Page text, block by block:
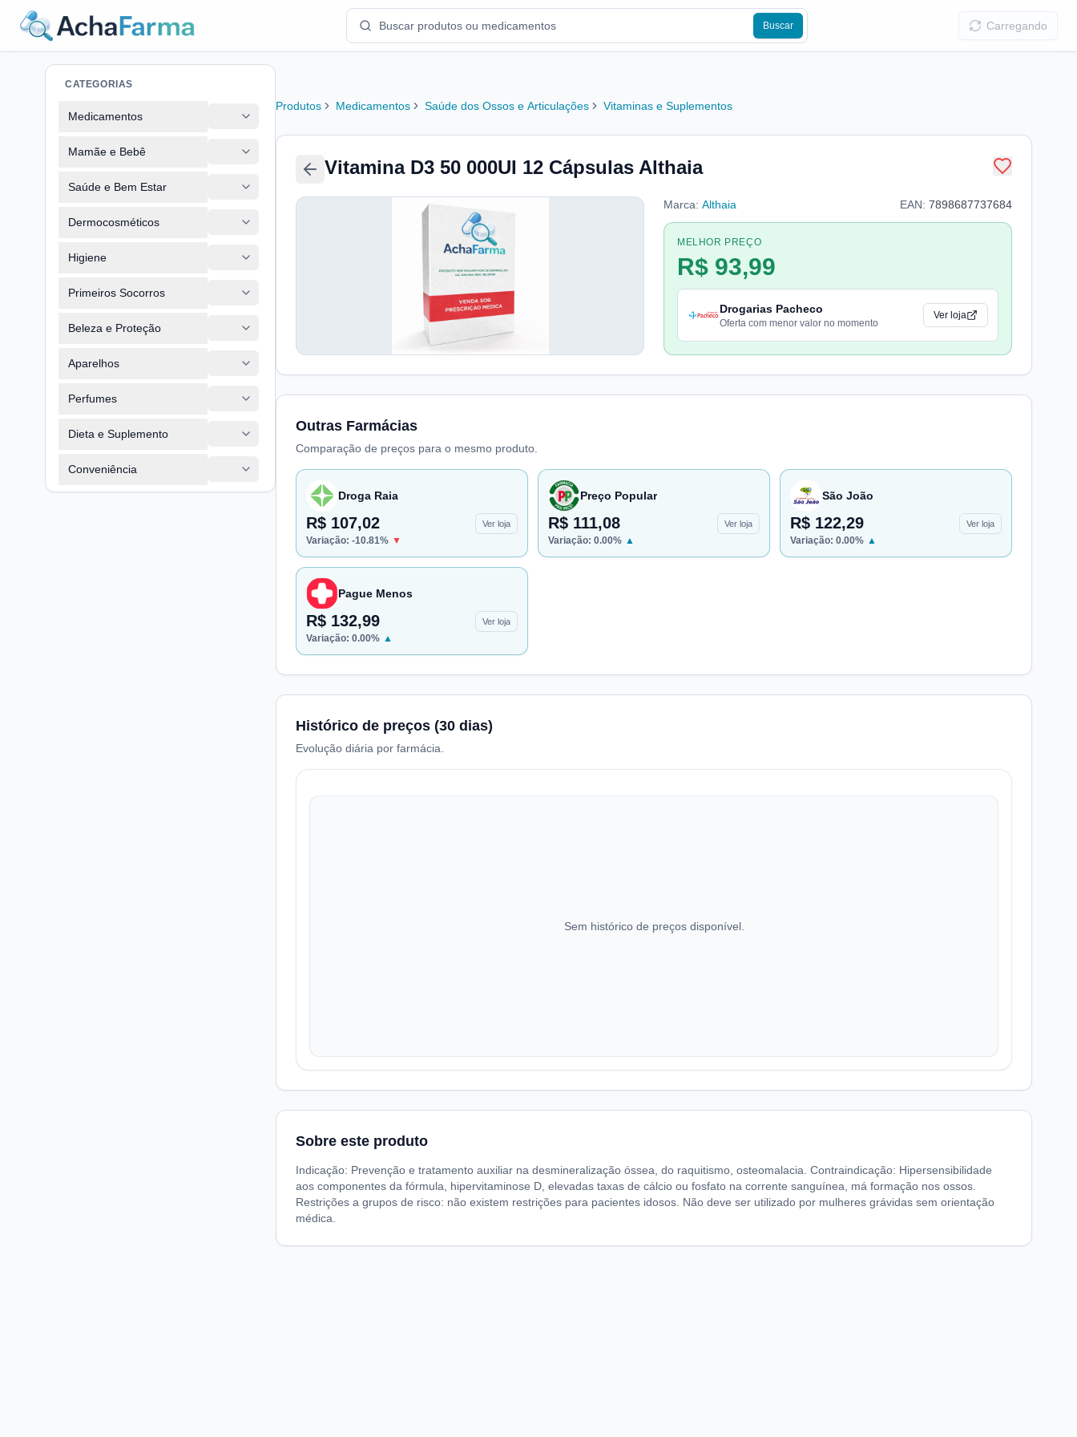
Buscar Carregando
CATEGORIAS
Medicamentos
Mamãe e Bebê
Saúde e Bem Estar
Dermocosméticos
Higiene
Primeiros Socorros
Beleza e Proteção
Aparelhos
Perfumes
Dieta e Suplemento
Conveniência
Produtos Medicamentos Saúde dos Ossos e Articulações Vitaminas e Suplementos
Vitamina D3 50 000UI 12 Cápsulas Althaia
Marca: Althaia EAN: 7898687737684
MELHOR PREÇO
R$ 93,99
Drogarias Pacheco
Oferta com menor valor no momento
Ver loja
Outras Farmácias
Comparação de preços para o mesmo produto.
Droga Raia
R$ 107,02 Ver loja
Variação: -10.81% ▼
Preço Popular
R$ 111,08 Ver loja
Variação: 0.00% ▲
São João
R$ 122,29 Ver loja
Variação: 0.00% ▲
Pague Menos
R$ 132,99 Ver loja
Variação: 0.00% ▲
Histórico de preços (30 dias)
Evolução diária por farmácia.
Sem histórico de preços disponível.
Sobre este produto
Indicação: Prevenção e tratamento auxiliar na desmineralização óssea, do raquitismo, osteomalacia. Contraindicação: Hipersensibilidade
aos componentes da fórmula, hipervitaminose D, elevadas taxas de cálcio ou fosfato na corrente sanguínea, má formação nos ossos.
Restrições a grupos de risco: não existem restrições para pacientes idosos. Não deve ser utilizado por mulheres grávidas sem orientação
médica.